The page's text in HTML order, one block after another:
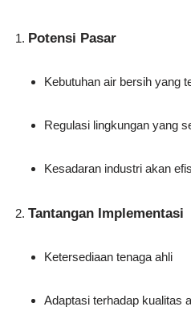
Potensi Pasar
Kebutuhan air bersih yang
Regulasi lingkungan yang
Kesadaran industri akan
Tantangan Implementasi
Ketersediaan tenaga ahli
Adaptasi terhadap kualitas